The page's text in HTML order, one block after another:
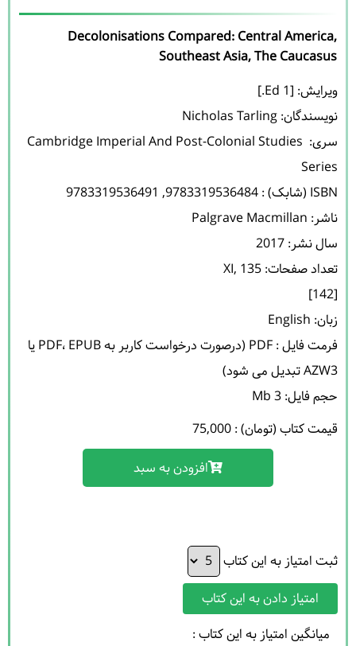
Decolonisations Compared: Central America,
Southeast Asia, The Caucasus
نویسندگان: Nicholas Tarling
سری: Cambridge Imperial And Post-Colonial Studies
حجم فایل: 3 Mb
قیمت کتاب (تومان) : 75,000
افزودن به سبد
ثبت امتیاز به این کتاب
امتیاز دادن به این کتاب
میانگین امتیاز به این کتاب :